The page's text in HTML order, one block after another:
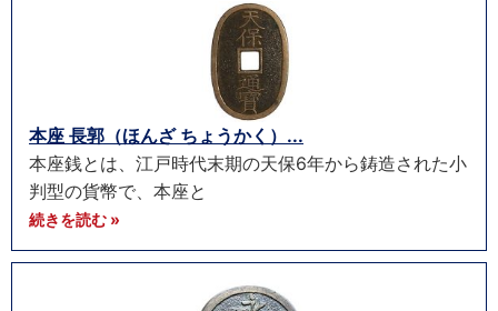
本座 長郭（ほんざ ちょうかく）...
本座銭とは、江戸時代末期の天保6年から鋳造された小
判型の貨幣で、本座と
続きを読む »